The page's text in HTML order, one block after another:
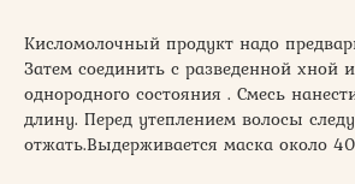
Кисломолочный продукт надо
Затем соединить с разведенной хной
однородного состояния . Смесь
длину. Перед утеплением волосы
отжать.Выдерживается маска около